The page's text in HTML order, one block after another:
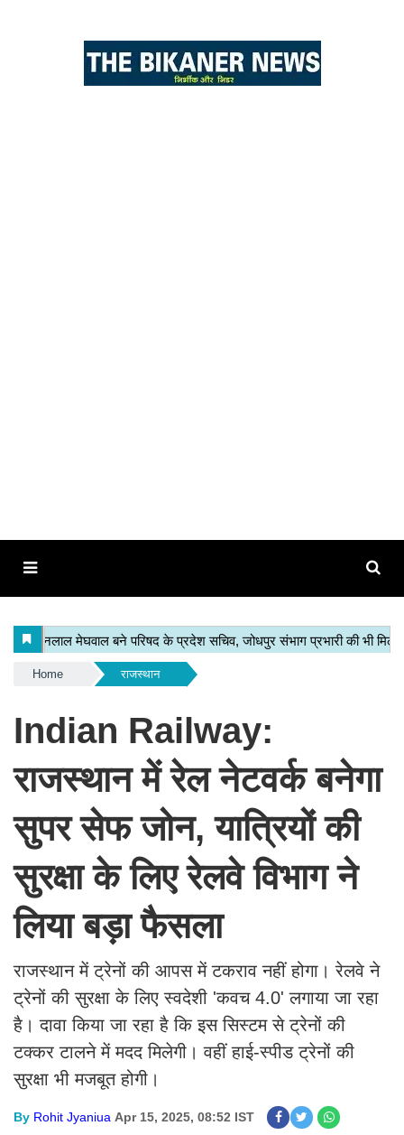
Home राजस्थान
Indian Railway:
राजस्थान में रेल नेटवर्क बनेगा
सुपर सेफ जोन, यात्रियों की
सुरक्षा के लिए रेलवे विभाग ने
लिया बड़ा फैसला
राजस्थान में ट्रेनों की आपस में टकराव नहीं होगा। रेलवे ने
ट्रेनों की सुरक्षा के लिए स्वदेशी 'कवच 4.0' लगाया जा रहा
है। दावा किया जा रहा है कि इस सिस्टम से ट्रेनों की
टक्कर टालने में मदद मिलेगी। वहीं हाई-स्पीड ट्रेनों की
सुरक्षा भी मजबूत होगी।
By Rohit Jyaniua Apr 15, 2025, 08:52 IST